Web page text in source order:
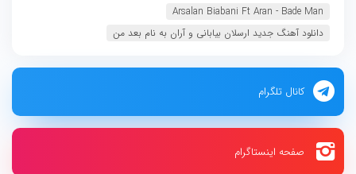
Arsalan Biabani Ft Aran - Bade Man‏
دانلود آهنگ جدید ارسلان بیابانی و آران به نام بعد من
کانال تلگرام
صفحه اینستاگرام